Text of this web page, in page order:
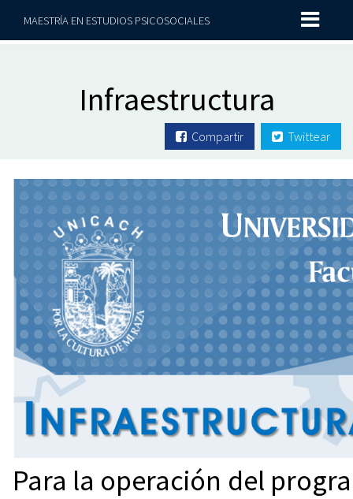
MAESTRÍA EN ESTUDIOS PSICOSOCIALES
Infraestructura
Compartir Twittear
Para la operación del